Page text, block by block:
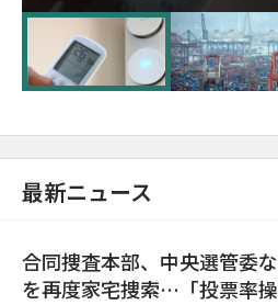
に需給対応体制を点検
最新ニュース
合同捜査本部、中央選管委
を再度家宅捜索…「投票率